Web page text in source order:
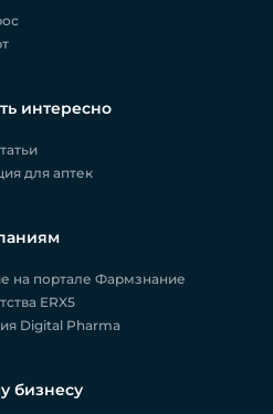
интересно
для аптек
на портале Фармзнание
ERX5
Digital Pharma
бизнесу